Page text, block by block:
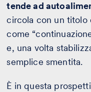
tende ad
circola con un titolo
come
e, una volta
semplice smentita.
È in questa